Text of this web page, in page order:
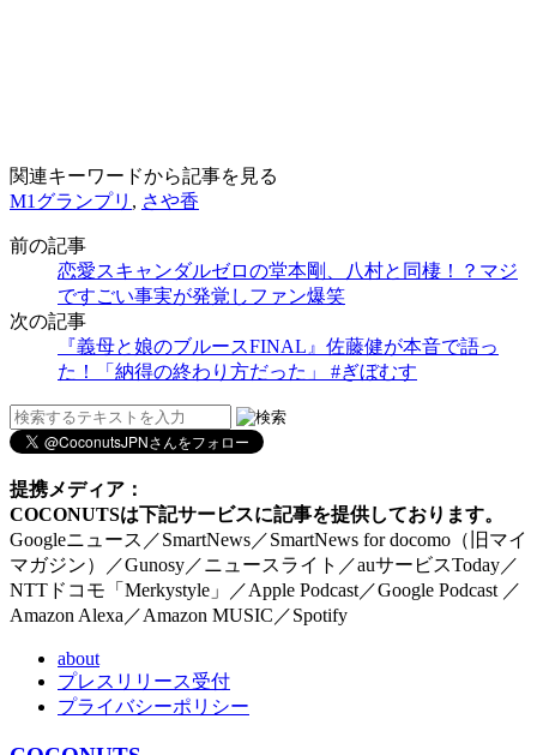
関連キーワードから記事を見る
M1グランプリ , さや香
前の記事
恋愛スキャンダルゼロの堂本剛、八村と同棲！？マジ
ですごい事実が発覚しファン爆笑
次の記事
『義母と娘のブルースFINAL』佐藤健が本音で語っ
た！「納得の終わり方だった」 #ぎぼむす
提携メディア：
COCONUTSは下記サービスに記事を提供しております。
Googleニュース／SmartNews／SmartNews for docomo（旧マイ
マガジン）／Gunosy／ニュースライト／auサービスToday／
NTTドコモ「Merkystyle」／Apple Podcast／Google Podcast ／
Amazon Alexa／Amazon MUSIC／Spotify
about
プレスリリース受付
プライバシーポリシー